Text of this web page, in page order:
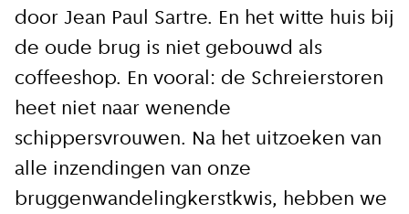
door Jean Paul Sartre. En het witte huis bij
de oude brug is niet gebouwd als
coffeeshop. En vooral: de Schreierstoren
heet niet naar wenende
schippersvrouwen. Na het uitzoeken van
alle inzendingen van onze
bruggenwandelingkerstkwis, hebben we